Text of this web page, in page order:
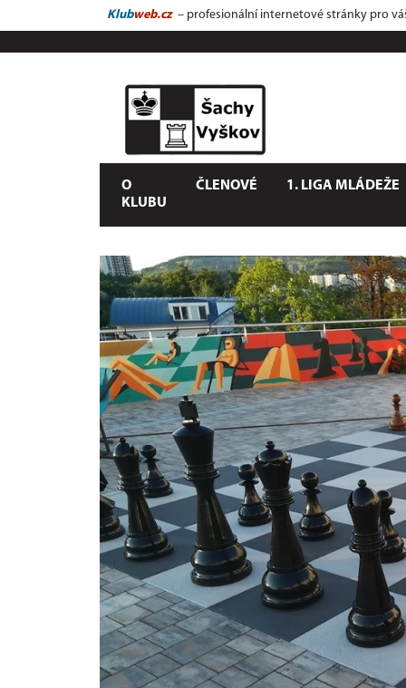
Klubweb.cz – profesionální internetové stránky pro
O
KLUBU
ČLENOVÉ 1. LIGA MLÁDEŽE